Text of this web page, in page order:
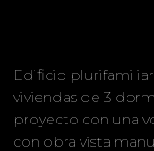
Edificio
viviendas de 3
proyecto con una
con obra vista